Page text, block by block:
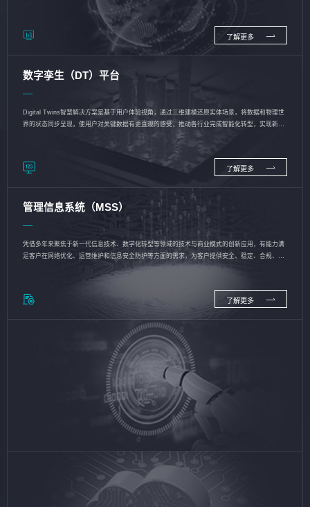
了解更多
数字孪生（DT）平台
Digital Twins智慧解决方案是基于用户体验视角，通过三维建模还原实体场景，将数据和物理世
界的状态同步呈现，使用户对关键数据有更直观的感受，推动各行业完成智能化转型，实现新旧
了解更多
管理信息系统（MSS）
凭借多年来聚焦于新一代信息技术、数字化转型等领域的技术与商业模式的创新应用，有能力满
足客户在网络优化、运营维护和信息安全防护等方面的需求，为客户提供安全、稳定、合规、持
了解更多